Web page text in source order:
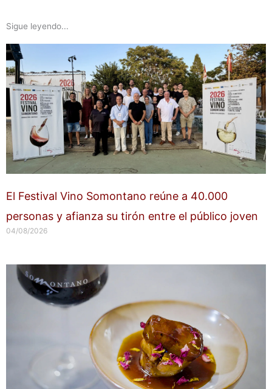
Sigue leyendo...
El Festival Vino Somontano reúne a 40.000
personas y afianza su tirón entre el público joven
04/08/2026